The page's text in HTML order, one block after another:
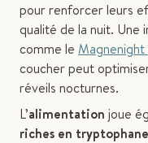
pour renforcer leurs
qualité de la nuit. Une
comme le Magnenight
coucher peut
réveils nocturnes.
L’alimentation joue
riches en